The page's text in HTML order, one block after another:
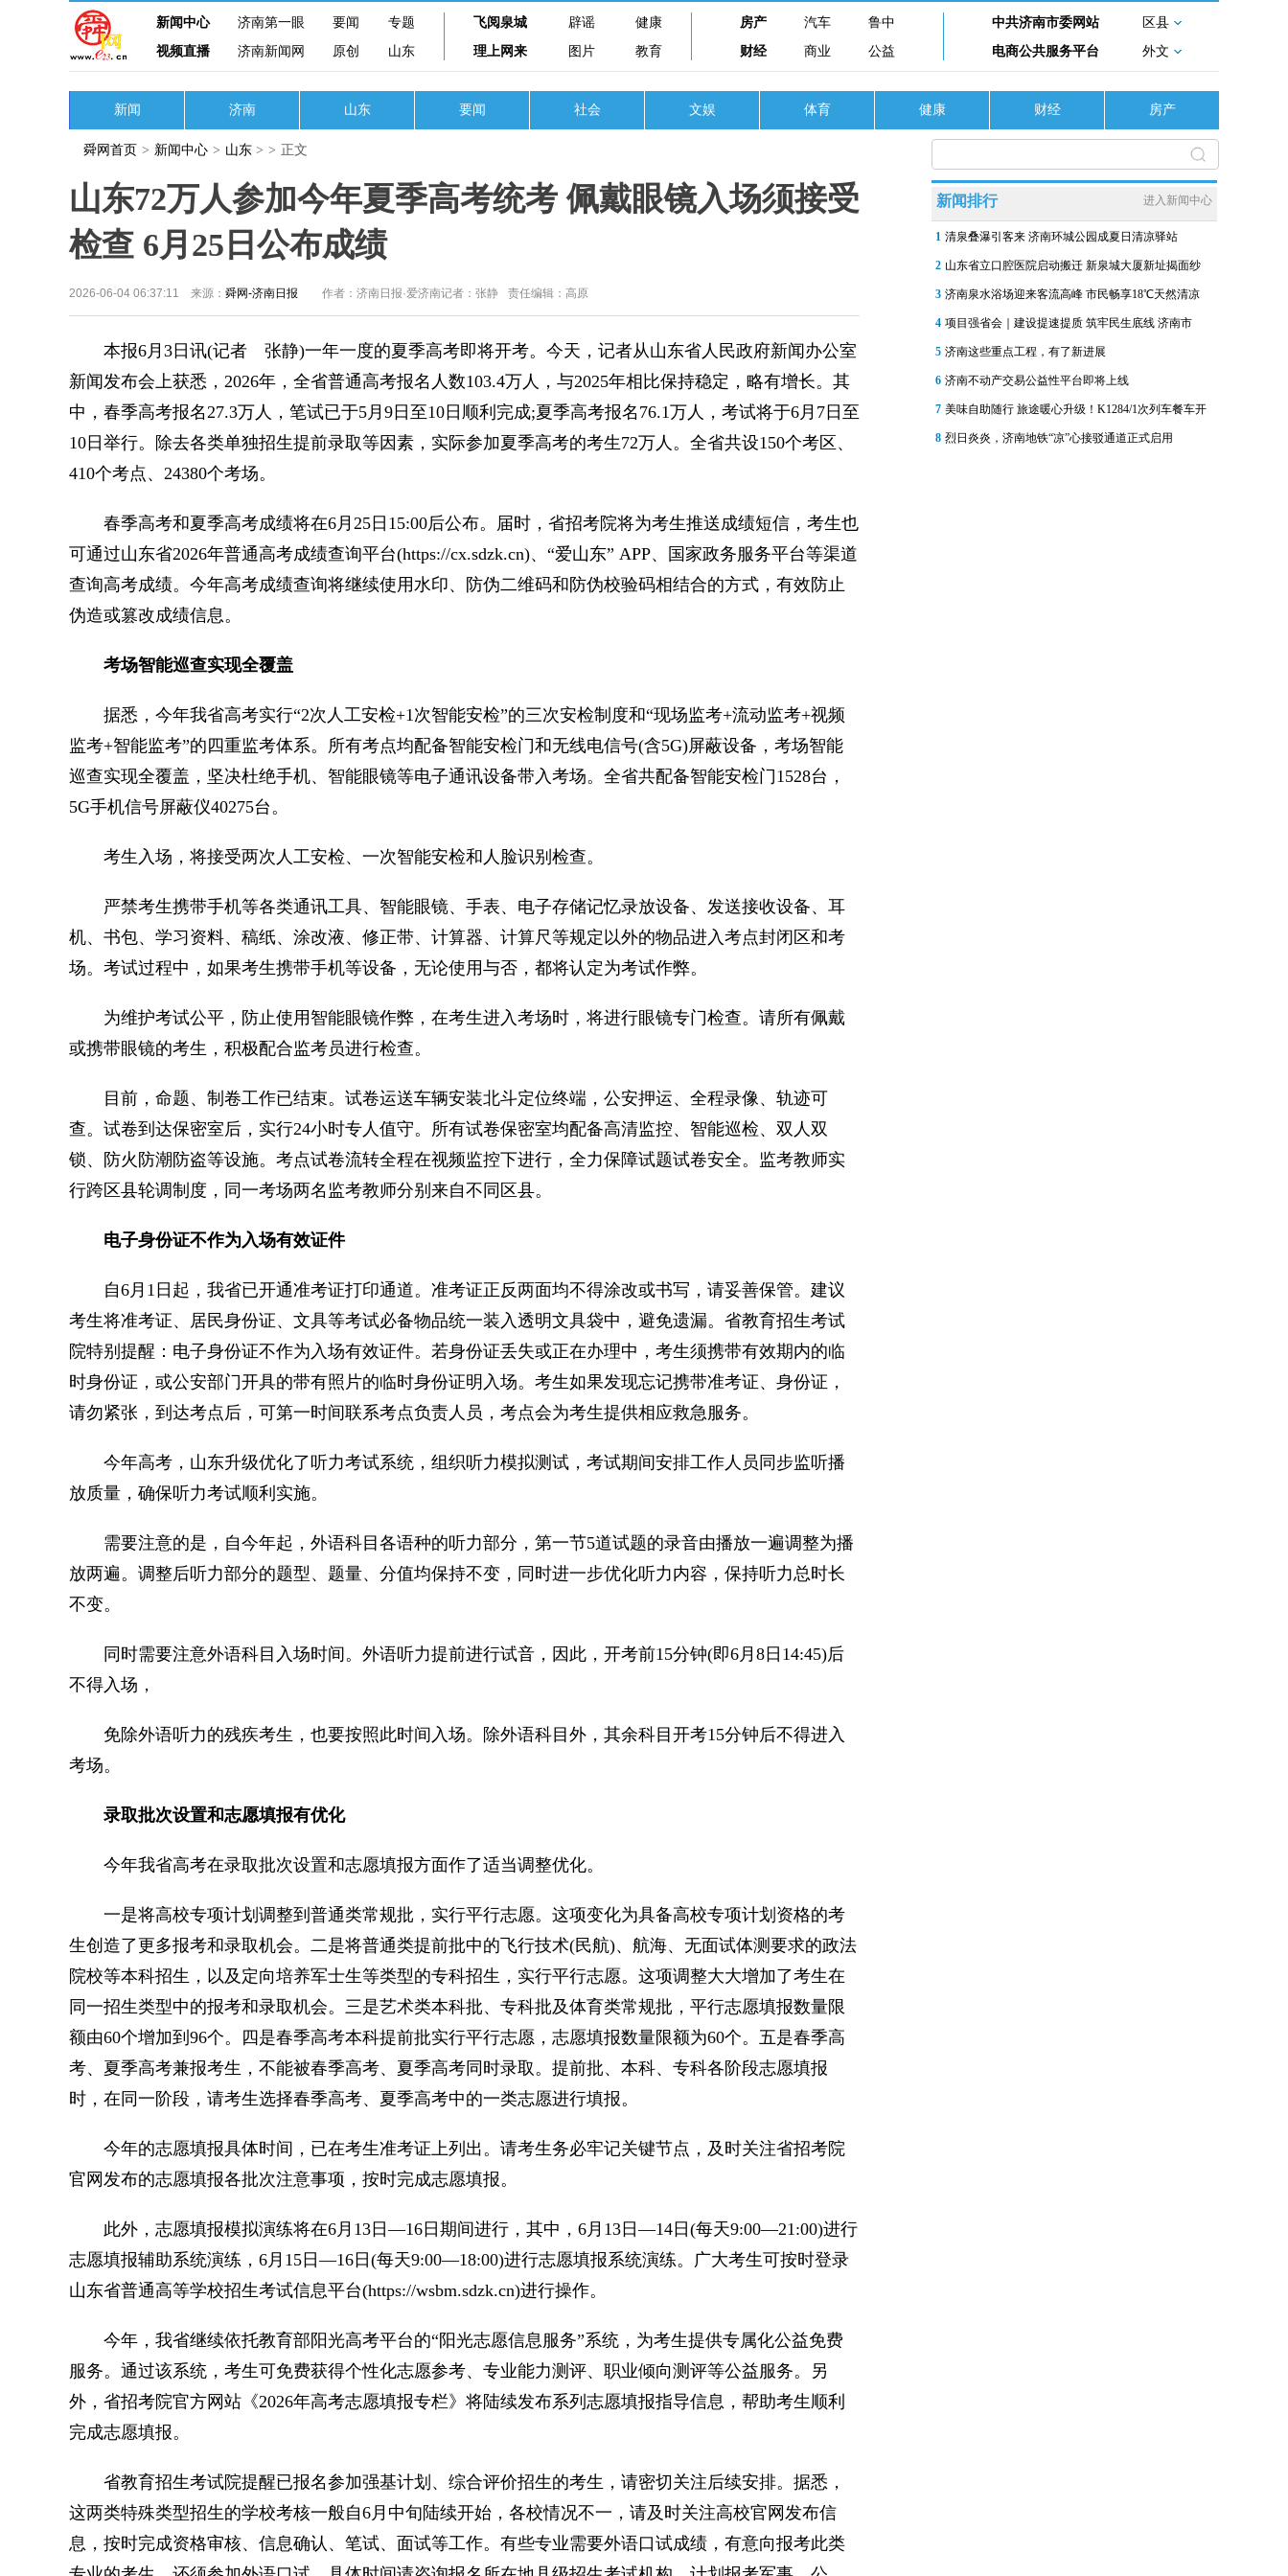
新闻中心 济南第一眼 要闻
专题
视频直播
济南新闻网 原创 山东
飞阅泉城 辟谣
健康
理上网来
图片 教育
房产 汽车
鲁中
财经
商业 公益
中共济南市委网站
区县
电商公共服务平台
外文
新闻 济南 山东 要闻 社会 文娱 体育 健康 财经 房产
舜网首页 > 新闻中心 > 山东 > > 正文
山东72万人参加今年夏季高考统考 佩戴眼镜入场须接受
检查 6月25日公布成绩
2026-06-04 06:37:11 来源： 舜网-济南日报 作者：济南日报·爱济南记者：张静 责任编辑：高原
本报6月3日讯(记者 张静)一年一度的夏季高考即将开考。今天，记者从山东省人民政府新闻办公室
新闻发布会上获悉，2026年，全省普通高考报名人数103.4万人，与2025年相比保持稳定，略有增长。其
中，春季高考报名27.3万人，笔试已于5月9日至10日顺利完成;夏季高考报名76.1万人，考试将于6月7日至
10日举行。除去各类单独招生提前录取等因素，实际参加夏季高考的考生72万人。全省共设150个考区、
410个考点、24380个考场。
春季高考和夏季高考成绩将在6月25日15:00后公布。届时，省招考院将为考生推送成绩短信，考生也
可通过山东省2026年普通高考成绩查询平台(https://cx.sdzk.cn)、“爱山东” APP、国家政务服务平台等渠道
查询高考成绩。今年高考成绩查询将继续使用水印、防伪二维码和防伪校验码相结合的方式，有效防止
伪造或篡改成绩信息。
考场智能巡查实现全覆盖
据悉，今年我省高考实行“2次人工安检+1次智能安检”的三次安检制度和“现场监考+流动监考+视频
监考+智能监考”的四重监考体系。所有考点均配备智能安检门和无线电信号(含5G)屏蔽设备，考场智能
巡查实现全覆盖，坚决杜绝手机、智能眼镜等电子通讯设备带入考场。全省共配备智能安检门1528台，
5G手机信号屏蔽仪40275台。
考生入场，将接受两次人工安检、一次智能安检和人脸识别检查。
严禁考生携带手机等各类通讯工具、智能眼镜、手表、电子存储记忆录放设备、发送接收设备、耳
机、书包、学习资料、稿纸、涂改液、修正带、计算器、计算尺等规定以外的物品进入考点封闭区和考
场。考试过程中，如果考生携带手机等设备，无论使用与否，都将认定为考试作弊。
为维护考试公平，防止使用智能眼镜作弊，在考生进入考场时，将进行眼镜专门检查。请所有佩戴
或携带眼镜的考生，积极配合监考员进行检查。
目前，命题、制卷工作已结束。试卷运送车辆安装北斗定位终端，公安押运、全程录像、轨迹可
查。试卷到达保密室后，实行24小时专人值守。所有试卷保密室均配备高清监控、智能巡检、双人双
锁、防火防潮防盗等设施。考点试卷流转全程在视频监控下进行，全力保障试题试卷安全。监考教师实
行跨区县轮调制度，同一考场两名监考教师分别来自不同区县。
电子身份证不作为入场有效证件
自6月1日起，我省已开通准考证打印通道。准考证正反两面均不得涂改或书写，请妥善保管。建议
考生将准考证、居民身份证、文具等考试必备物品统一装入透明文具袋中，避免遗漏。省教育招生考试
院特别提醒：电子身份证不作为入场有效证件。若身份证丢失或正在办理中，考生须携带有效期内的临
时身份证，或公安部门开具的带有照片的临时身份证明入场。考生如果发现忘记携带准考证、身份证，
请勿紧张，到达考点后，可第一时间联系考点负责人员，考点会为考生提供相应救急服务。
今年高考，山东升级优化了听力考试系统，组织听力模拟测试，考试期间安排工作人员同步监听播
放质量，确保听力考试顺利实施。
需要注意的是，自今年起，外语科目各语种的听力部分，第一节5道试题的录音由播放一遍调整为播
放两遍。调整后听力部分的题型、题量、分值均保持不变，同时进一步优化听力内容，保持听力总时长
不变。
同时需要注意外语科目入场时间。外语听力提前进行试音，因此，开考前15分钟(即6月8日14:45)后
不得入场，
免除外语听力的残疾考生，也要按照此时间入场。除外语科目外，其余科目开考15分钟后不得进入
考场。
录取批次设置和志愿填报有优化
今年我省高考在录取批次设置和志愿填报方面作了适当调整优化。
一是将高校专项计划调整到普通类常规批，实行平行志愿。这项变化为具备高校专项计划资格的考
生创造了更多报考和录取机会。二是将普通类提前批中的飞行技术(民航)、航海、无面试体测要求的政法
院校等本科招生，以及定向培养军士生等类型的专科招生，实行平行志愿。这项调整大大增加了考生在
同一招生类型中的报考和录取机会。三是艺术类本科批、专科批及体育类常规批，平行志愿填报数量限
额由60个增加到96个。四是春季高考本科提前批实行平行志愿，志愿填报数量限额为60个。五是春季高
考、夏季高考兼报考生，不能被春季高考、夏季高考同时录取。提前批、本科、专科各阶段志愿填报
时，在同一阶段，请考生选择春季高考、夏季高考中的一类志愿进行填报。
今年的志愿填报具体时间，已在考生准考证上列出。请考生务必牢记关键节点，及时关注省招考院
官网发布的志愿填报各批次注意事项，按时完成志愿填报。
此外，志愿填报模拟演练将在6月13日—16日期间进行，其中，6月13日—14日(每天9:00—21:00)进行
志愿填报辅助系统演练，6月15日—16日(每天9:00—18:00)进行志愿填报系统演练。广大考生可按时登录
山东省普通高等学校招生考试信息平台(https://wsbm.sdzk.cn)进行操作。
今年，我省继续依托教育部阳光高考平台的“阳光志愿信息服务”系统，为考生提供专属化公益免费
服务。通过该系统，考生可免费获得个性化志愿参考、专业能力测评、职业倾向测评等公益服务。另
外，省招考院官方网站《2026年高考志愿填报专栏》将陆续发布系列志愿填报指导信息，帮助考生顺利
完成志愿填报。
省教育招生考试院提醒已报名参加强基计划、综合评价招生的考生，请密切关注后续安排。据悉，
这两类特殊类型招生的学校考核一般自6月中旬陆续开始，各校情况不一，请及时关注高校官网发布信
息，按时完成资格审核、信息确认、笔试、面试等工作。有些专业需要外语口试成绩，有意向报考此类
新闻排行 进入新闻中心
1 清泉叠瀑引客来 济南环城公园成夏日清凉驿站
2 山东省立口腔医院启动搬迁 新泉城大厦新址揭面纱
3 济南泉水浴场迎来客流高峰 市民畅享18℃天然清凉
4 项目强省会｜建设提速提质 筑牢民生底线 济南市
5 济南这些重点工程，有了新进展
6 济南不动产交易公益性平台即将上线
7 美味自助随行 旅途暖心升级！K1284/1次列车餐车开
8 烈日炎炎，济南地铁“凉”心接驳通道正式启用